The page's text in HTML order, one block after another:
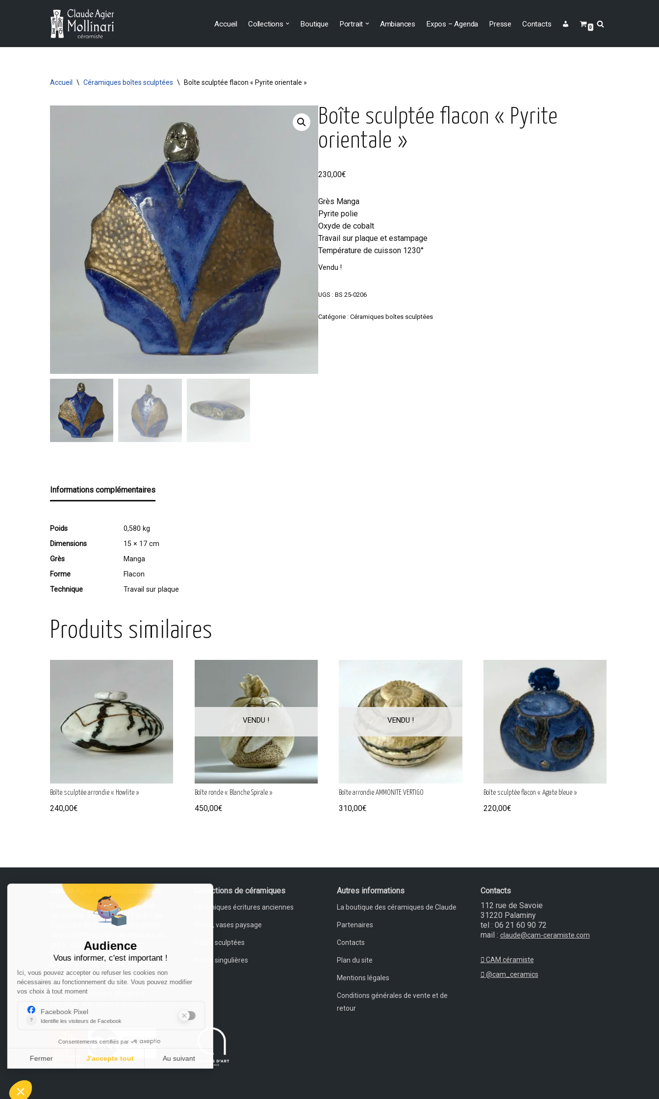
Accueil Collections Boutique Portrait Ambiances Expos – Agenda Presse Contacts 0
Accueil \ Céramiques boîtes sculptées \ Boîte sculptée flacon « Pyrite orientale »
Boîte sculptée flacon « Pyrite
orientale »
230,00€
Grès Manga
Pyrite polie
Oxyde de cobalt
Travail sur plaque et estampage
Température de cuisson 1230°
Vendu !
UGS :BS 25-0206
Catégorie :Céramiques boîtes sculptées
Informations complémentaires
Poids
0,580 kg
Dimensions
15 × 17 cm
Grès
Manga
Forme
Flacon
Technique
Travail sur plaque
Produits similaires
Boîte sculptée arrondie « Howlite »
240,00€
Boîte ronde « Blanche Spirale »
450,00€
Boîte arrondie AMMONITE VERTIGO
310,00€
Boîte sculptée flacon « Agate bleue »
220,00€
Claude Agier Mollinari céramiste
Claude Agier Mollinari artisane
céramiste à Palaminy 31 près de
Toulouse en Occitanie, présente
grès : céramiques écritures
anciennes inspirées par l’art de
Mésopotamie, céramiques boîtes
sculptées réalisées avec une
technique de céramiste unique,
boîtes singulières et vases
Collections de céramiques
Céramiques écritures anciennes
Vases, vases paysage
Boîtes sculptées
Boîtes singulières
Autres informations
La boutique des céramiques de Claude
Partenaires
Contacts
Plan du site
Mentions légales
Conditions générales de vente et de
retour
Contacts
112 rue de Savoie
31220 Palaminy
tel : 06 21 60 90 72
mail : claude@cam-ceramiste.com
CAM céramiste
@cam_ceramics